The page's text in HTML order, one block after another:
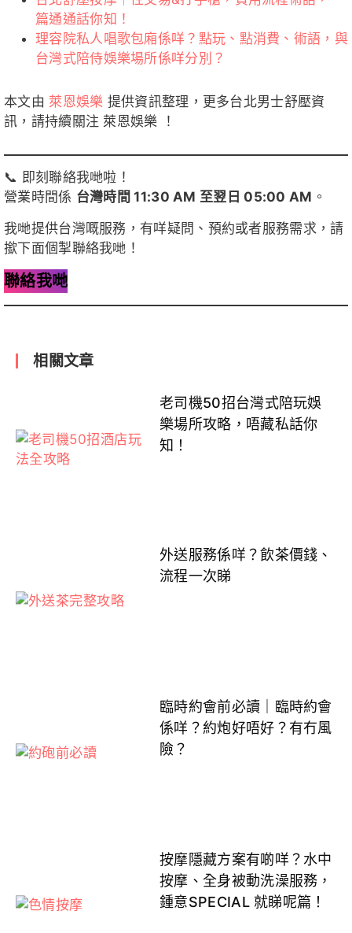
篇通通話你知！
理容院私人唱歌包廂係咩？點玩、點消費、術語，與
台灣式陪侍娛樂場所係咩分別？
本文由 萊恩娛樂 提供資訊整理，更多台北男士舒壓資
訊，請持續關注 萊恩娛樂 ！
📞 即刻聯絡我哋啦！
營業時間係 台灣時間 11:30 AM 至翌日 05:00 AM 。
我哋提供台灣嘅服務，有咩疑問、預約或者服務需求，請
撳下面個掣聯絡我哋！
聯絡我哋
相關文章
老司機50招台灣式陪玩娛
樂場所攻略，唔藏私話你
知！
外送服務係咩？飲茶價錢、
流程一次睇
臨時約會前必讀｜臨時約會
係咩？約炮好唔好？有冇風
險？
按摩隱藏方案有啲咩？水中
按摩、全身被動洗澡服務，
鍾意SPECIAL 就睇呢篇！